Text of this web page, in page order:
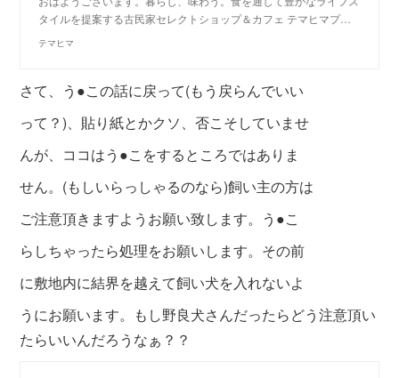
タイルを提案する古民家セレクトショップ＆カフェ テマヒマプ…
テマヒマ
さて、う●この話に戻って(もう戻らんでいい
って？)、貼り紙とかクソ、否こそしていませ
んが、ココはう●こをするところではありま
せん。(もしいらっしゃるのなら)飼い主の方は
ご注意頂きますようお願い致し ます。う●こ
らしちゃったら処理をお願いし ます。その前
に敷地内に結界を越えて飼い犬を入れないよ
うにお願います。もし野良犬さんだったらどう注意頂い
たらいいんだろうなぁ？？